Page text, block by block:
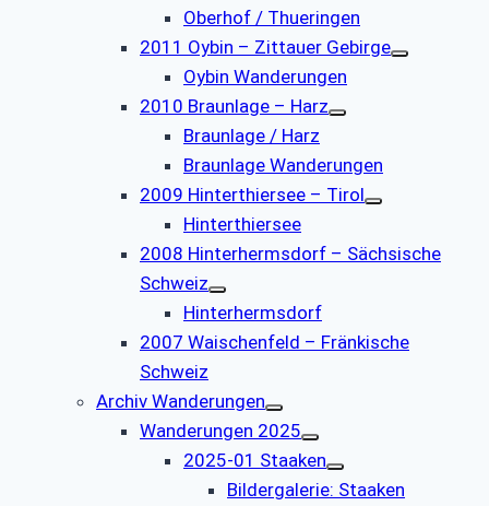
Oberhof / Thueringen
2011 Oybin – Zittauer Gebirge
Oybin Wanderungen
2010 Braunlage – Harz
Braunlage / Harz
Braunlage Wanderungen
2009 Hinterthiersee – Tirol
Hinterthiersee
2008 Hinterhermsdorf – Sächsische
Schweiz
Hinterhermsdorf
2007 Waischenfeld – Fränkische
Schweiz
Archiv Wanderungen
Wanderungen 2025
2025-01 Staaken
Bildergalerie: Staaken